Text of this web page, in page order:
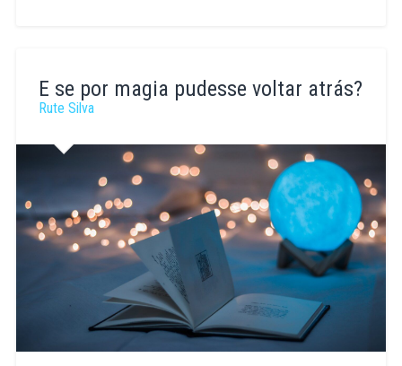
Cerqueira
E se por magia pudesse voltar atrás?
Rute Silva